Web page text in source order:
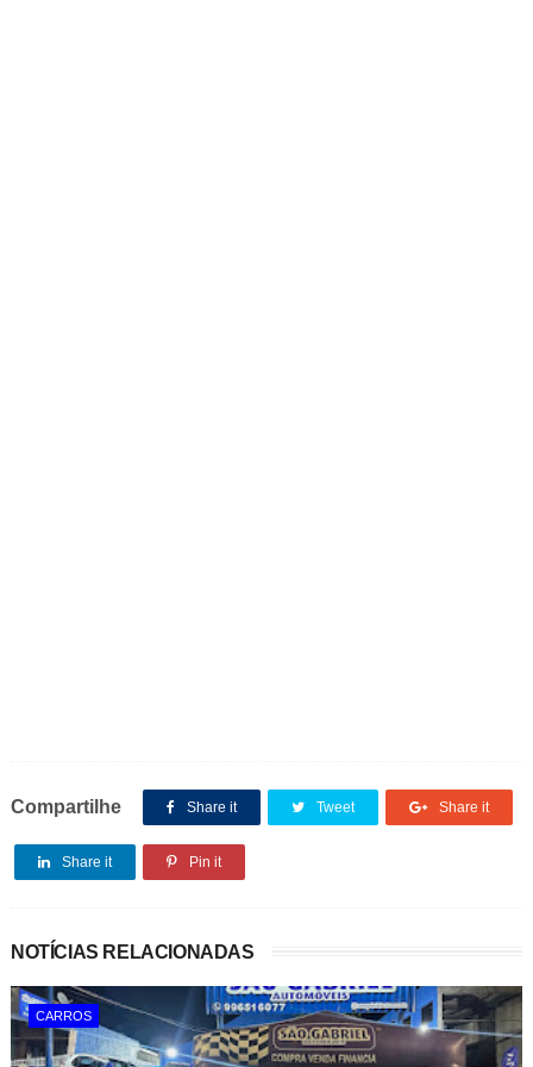
Compartilhe Share it Tweet Share it
Share it Pin it
NOTÍCIAS RELACIONADAS
CARROS